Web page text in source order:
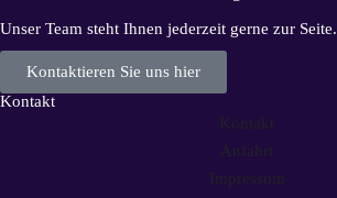
Unser Team steht Ihnen jederzeit gerne zur Seite.
Kontaktieren Sie uns hier
Kontakt
Kontakt
Anfahrt
Impressum